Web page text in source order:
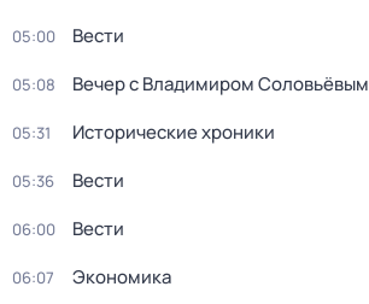
05:00 Вести
05:08 Вечер с Владимиром Соловьёвым
05:31 Исторические хроники
05:36 Вести
06:00 Вести
06:07 Экономика